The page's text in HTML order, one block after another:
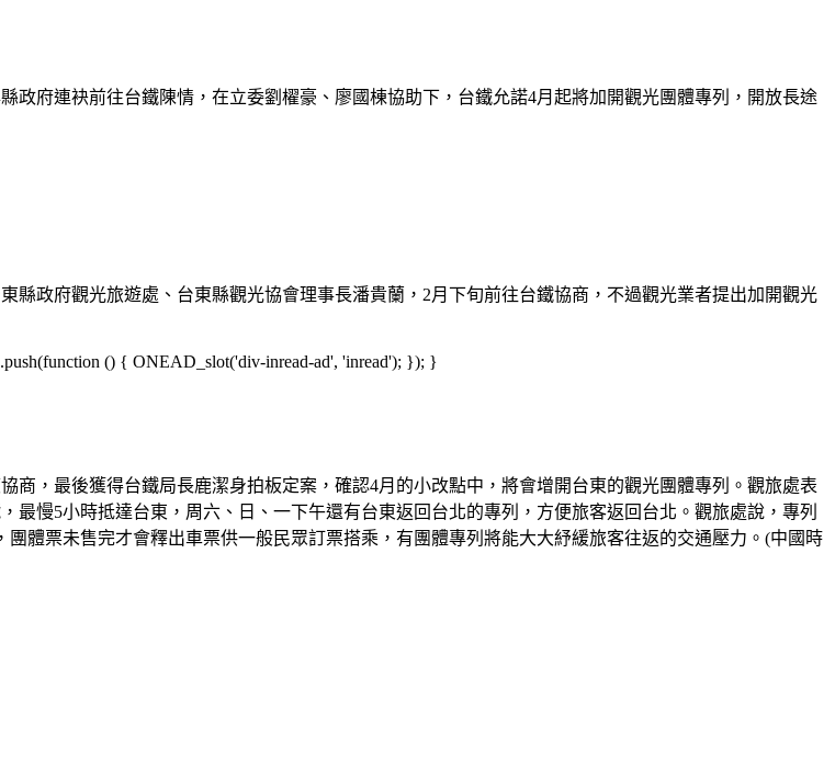
府連袂前往台鐵陳情，在立委劉櫂豪、廖國棟協助下，台鐵允諾4月起將加開觀光團體專列，開放長途
縣政府觀光旅遊處、台東縣觀光協會理事長潘貴蘭，2月下旬前往台鐵協商，不過觀光業者提出加開觀光
() { ONEAD_slot('div-inread-ad', 'inread'); }); }
，最後獲得台鐵局長鹿潔身拍板定案，確認4月的小改點中，將會增開台東的觀光團體專列。觀旅處表
慢5小時抵達台東，周六、日、一下午還有台東返回台北的專列，方便旅客返回台北。觀旅處說，專列
體票未售完才會釋出車票供一般民眾訂票搭乘，有團體專列將能大大紓緩旅客往返的交通壓力。(中國時